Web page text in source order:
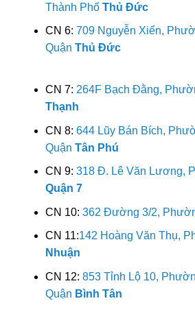
Thành Phố Thủ Đức
CN 6: 709 Nguyễn Xiển,
Quận Thủ Đức
CN 7: 264F Bạch Đằng,
Thạnh
CN 8: 644 Lũy Bán Bích,
Quận Tân Phú
CN 9: 318 Đ. Lê Văn Lương,
Quận 7
CN 10: 362 Đường 3/2,
CN 11:142 Hoàng Văn Thụ,
Nhuận
CN 12: 853 Tỉnh Lộ 10,
Quận Bình Tân